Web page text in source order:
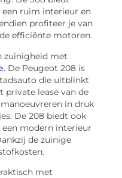
een ruim interieur en
profiteer je van
efficiënte motoren.
zuinigheid met
. De Peugeot 208 is
die uitblinkt
private lease van de
in druk
De 208 biedt ook
een modern interieur
de zuinige
met